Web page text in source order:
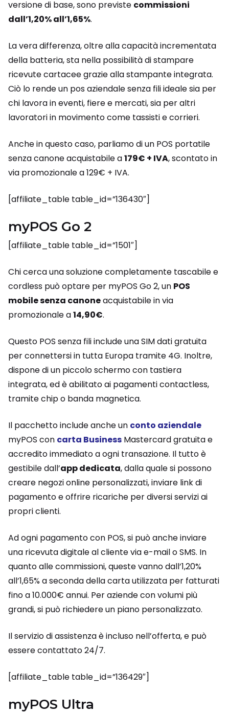
versione di base, sono previste commissioni
dall’1,20% all’1,65%.
La vera differenza, oltre alla capacità incrementata
della batteria, sta nella possibilità di stampare
ricevute cartacee grazie alla stampante integrata.
Ciò lo rende un pos aziendale senza fili ideale sia per
chi lavora in eventi, fiere e mercati, sia per altri
lavoratori in movimento come tassisti e corrieri.
Anche in questo caso, parliamo di un POS portatile
senza canone acquistabile a179€ + IVA, scontato in
via promozionale a 129€ + IVA.
[affiliate_table table_id=”136430″]
myPOS Go 2
[affiliate_table table_id=”1501″]
Chi cerca una soluzione completamente tascabile e
cordless può optare per myPOS Go 2, un POS
mobile senza canoneacquistabile in via
promozionale a14,90€.
Questo POS senza fili include una SIM dati gratuita
per connettersi in tutta Europa tramite 4G. Inoltre,
dispone di un piccolo schermo con tastiera
integrata, ed è abilitato ai pagamenti contactless,
tramite chip o banda magnetica.
Il pacchetto include anche un conto aziendale
myPOS con carta Business Mastercard gratuita e
accredito immediato a ogni transazione. Il tutto è
gestibile dall’app dedicata, dalla quale si possono
creare negozi online personalizzati, inviare link di
pagamento e offrire ricariche per diversi servizi ai
propri clienti.
Ad ogni pagamento con POS, si può anche inviare
una ricevuta digitale al cliente via e-mail o SMS. In
quanto alle commissioni, queste vanno dall’1,20%
all’1,65% a seconda della carta utilizzata per fatturati
fino a 10.000€ annui. Per aziende con volumi più
grandi, si può richiedere un piano personalizzato.
Il servizio di assistenza è incluso nell’offerta, e può
essere contattato 24/7.
[affiliate_table table_id=”136429″]
myPOS Ultra